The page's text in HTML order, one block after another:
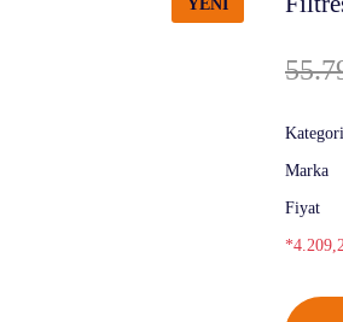
YENİ
Kategori
Marka
Fiyat